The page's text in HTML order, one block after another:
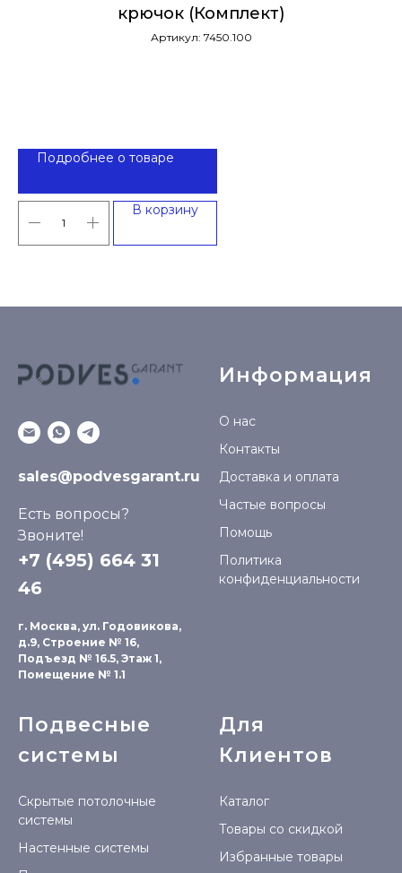
крючок (Комплект)
Артикул: 7450.100
Подробнее о товаре
В корзину
sales@podvesgarant.ru
Есть вопросы?
Звоните!
+7 (495) 664 31
46
г. Москва, ул. Годовикова,
д.9, Строение № 16,
Подъезд № 16.5, Этаж 1,
Помещение № 1.1
Информация
О нас
Контакты
Доставка и оплата
Частые вопросы
Помощь
Политика
конфиденциальности
Подвесные
системы
Скрытые потолочные
системы
Настенные системы
Для
Клиентов
Каталог
Товары со скидкой
Избранные товары